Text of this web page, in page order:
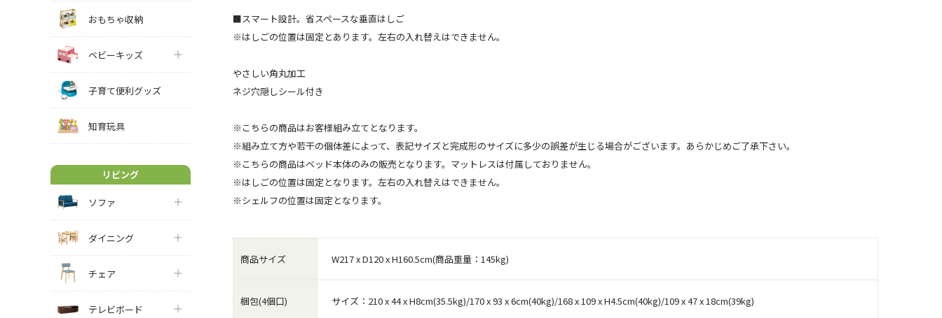
おもちゃ収納
ベビーキッズ
子育て便利グッズ
知育玩具
リビング
ソファ
ダイニング
チェア
テレビボード
■スマート設計。省スペースな垂直はしご
※はしごの位置は固定とあります。左右の入れ替えはできません。
やさしい角丸加工
ネジ穴隠しシール付き
※こちらの商品はお客様組み立てとなります。
※組み立て方や若干の個体差によって、表記サイズと完成形のサイズに多少の誤差が生じる場合がございます。あらかじめご了承下さい。
※こちらの商品はベッド本体のみの販売となります。マットレスは付属しておりません。
※はしごの位置は固定となります。左右の入れ替えはできません。
※シェルフの位置は固定となります。
商品サイズ W217 x D120 x H160.5cm(商品重量：145kg)
梱包(4個口) サイズ：210 x 44 x H8cm(35.5kg)/170 x 93 x 6cm(40kg)/168 x 109 x H4.5cm(40kg)/109 x 47 x 18cm(39kg)